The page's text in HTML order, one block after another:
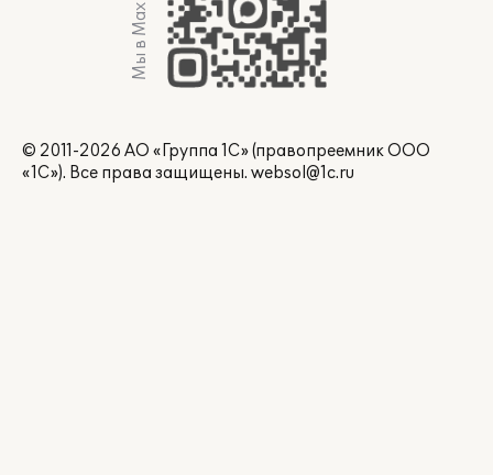
Мы в Max
© 2011-2026 АО «Группа 1С» (правопреемник ООО
«1С»). Все права защищены. websol@1c.ru